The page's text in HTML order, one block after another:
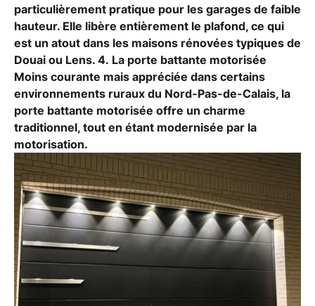
particulièrement pratique pour les garages de faible
hauteur. Elle libère entièrement le plafond, ce qui
est un atout dans les maisons rénovées typiques de
Douai ou Lens. 4. La porte battante motorisée
Moins courante mais appréciée dans certains
environnements ruraux du Nord-Pas-de-Calais, la
porte battante motorisée offre un charme
traditionnel, tout en étant modernisée par la
motorisation.